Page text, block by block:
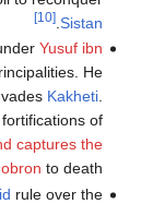
Sistan
.
[10]
Yusuf ibn
He
Kakheti.
of
captures the
to death.
rule over the